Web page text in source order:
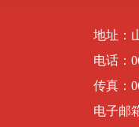
地址：
电话：
传真：
电子邮